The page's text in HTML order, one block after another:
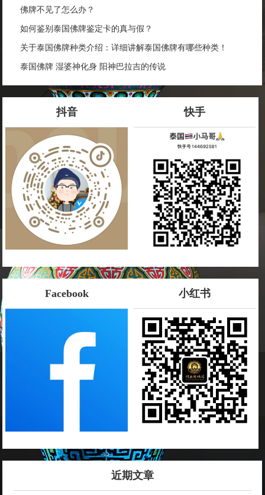
佛牌不见了怎么办？
如何鉴别泰国佛牌鉴定卡的真与假？
关于泰国佛牌种类介绍：详细讲解泰国佛牌有哪些种类！
泰国佛牌 湿婆神化身 阳神巴拉吉的传说
抖音 快手
Facebook 小红书
近期文章